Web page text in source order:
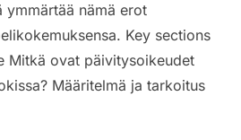
ymmärtää nämä erot
Key sections
Mitkä ovat päivitysoikeudet
Määritelmä ja tarkoitus